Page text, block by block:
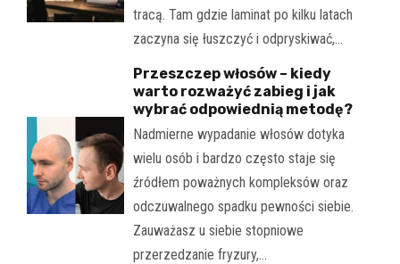
tracą. Tam gdzie laminat po kilku latach
zaczyna się łuszczyć i odpryskiwać,…
Przeszczep włosów – kiedy
warto rozważyć zabieg i jak
wybrać odpowiednią metodę?
Nadmierne wypadanie włosów dotyka
wielu osób i bardzo często staje się
źródłem poważnych kompleksów oraz
odczuwalnego spadku pewności siebie.
Zauważasz u siebie stopniowe
przerzedzanie fryzury,…